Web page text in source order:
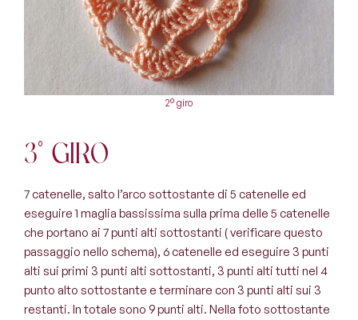
2° giro
3° giro
7 catenelle, salto l’arco sottostante di 5 catenelle ed
eseguire 1 maglia bassissima sulla prima delle 5 catenelle
che portano ai 7 punti alti sottostanti ( verificare questo
passaggio nello schema), 6 catenelle ed eseguire 3 punti
alti sui primi 3 punti alti sottostanti, 3 punti alti tutti nel 4
punto alto sottostante e terminare con 3 punti alti sui 3
restanti. In totale sono 9 punti alti. Nella foto sottostante